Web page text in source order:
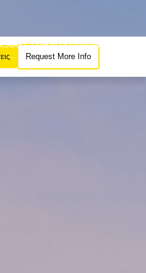
CLUBSUSTAINABILITY
Request More Info